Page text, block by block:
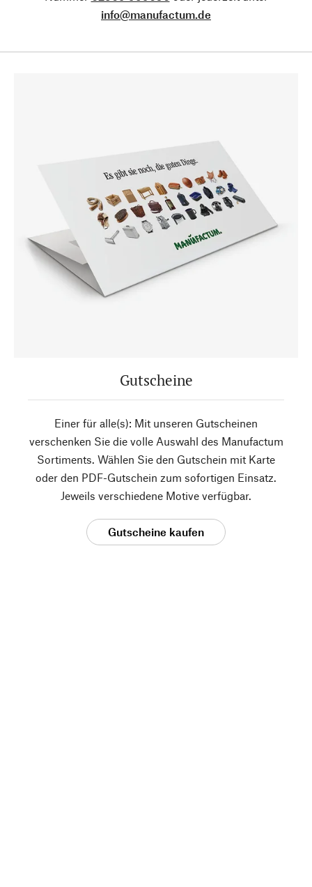
info@manufactum.de
Gutscheine
Einer für alle(s): Mit unseren Gutscheinen
verschenken Sie die volle Auswahl des Manufactum
Sortiments. Wählen Sie den Gutschein mit Karte
oder den PDF-Gutschein zum sofortigen Einsatz.
Jeweils verschiedene Motive verfügbar.
Gutscheine kaufen